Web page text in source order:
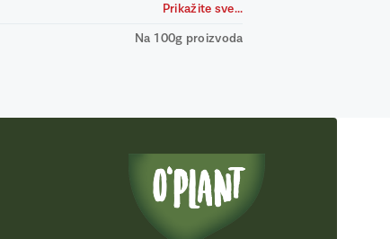
Prikažite sve...
Na 100g proizvoda